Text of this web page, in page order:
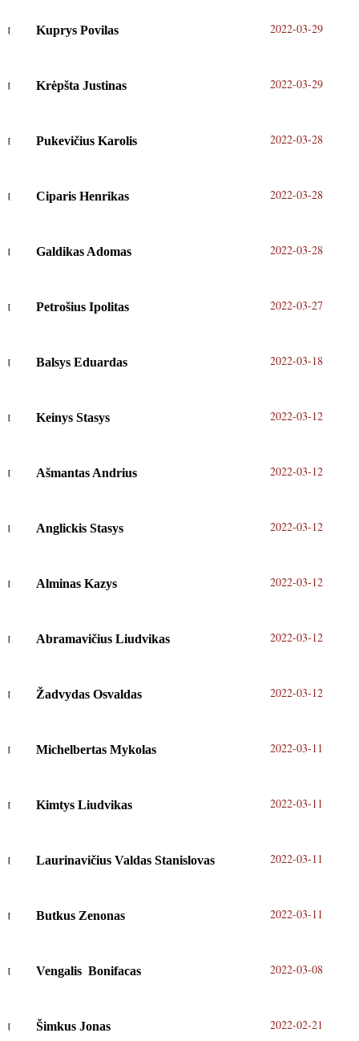
Kuprys Povilas 2022-03-29
Krėpšta Justinas 2022-03-29
Pukevičius Karolis 2022-03-28
Ciparis Henrikas 2022-03-28
Galdikas Adomas 2022-03-28
Petrošius Ipolitas 2022-03-27
Balsys Eduardas 2022-03-18
Keinys Stasys 2022-03-12
Ašmantas Andrius 2022-03-12
Anglickis Stasys 2022-03-12
Alminas Kazys 2022-03-12
Abramavičius Liudvikas 2022-03-12
Žadvydas Osvaldas 2022-03-12
Michelbertas Mykolas 2022-03-11
Kimtys Liudvikas 2022-03-11
Laurinavičius Valdas Stanislovas 2022-03-11
Butkus Zenonas 2022-03-11
Vengalis Bonifacas 2022-03-08
Šimkus Jonas 2022-02-21